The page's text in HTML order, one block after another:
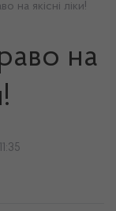
на якісні ліки!
на